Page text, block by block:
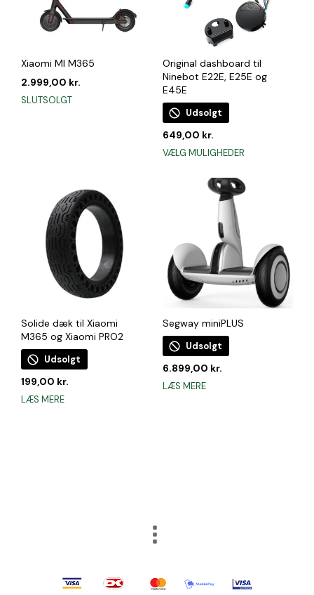
Xiaomi MI M365
2.999,00 kr.
SLUTSOLGT
Original dashboard til
Ninebot E22E, E25E og
E45E
Udsolgt
649,00 kr.
VÆLG MULIGHEDERDette
har
flere
vælges
på
varesiden
Solide dæk til Xiaomi
M365 og Xiaomi PRO2
Udsolgt
199,00 kr.
LÆS MERE
Segway miniPLUS
Udsolgt
6.899,00 kr.
LÆS MERE